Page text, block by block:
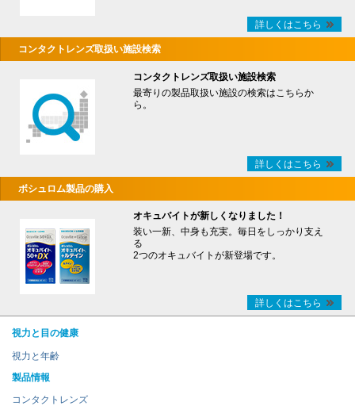
詳しくはこちら
コンタクトレンズ取扱い施設検索
コンタクトレンズ取扱い施設検索
最寄りの製品取扱い施設の検索はこちらか
ら。
詳しくはこちら
ボシュロム製品の購入
オキュバイトが新しくなりました！
装い一新、中身も充実。毎日をしっかり支え
る
2つのオキュバイトが新登場です。
詳しくはこちら
視力と目の健康
視力と年齢
製品情報
コンタクトレンズ